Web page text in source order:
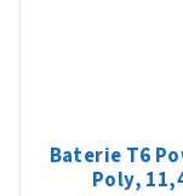
Baterie T6
Poly,